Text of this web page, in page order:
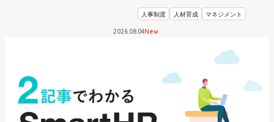
人事制度 人材育成 マネジメント
2026.08 04New